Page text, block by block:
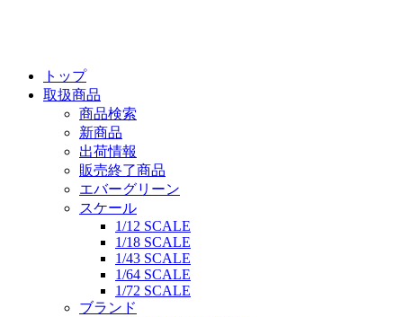
トップ
取扱商品
商品検索
新商品
出荷情報
販売終了商品
エバーグリーン
スケール
1/12 SCALE
1/18 SCALE
1/43 SCALE
1/64 SCALE
1/72 SCALE
ブランド